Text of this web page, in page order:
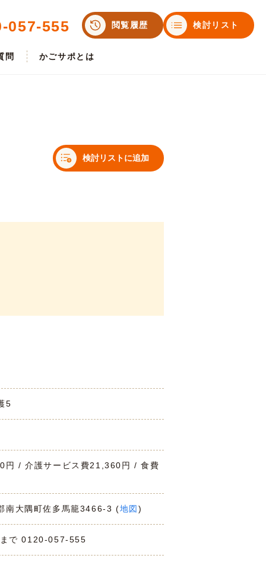
057-555 閲覧履歴 検討リスト
問 かごサポとは
検討リストに追加
5
/ 介護サービス費21,360円 / 食費
南大隅町佐多馬籠3466-3 (地図 )
まで 0120-057-555